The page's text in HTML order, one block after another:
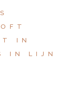
IN
IN LIJN